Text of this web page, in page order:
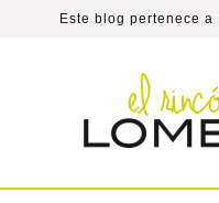
Este blog pertenece a